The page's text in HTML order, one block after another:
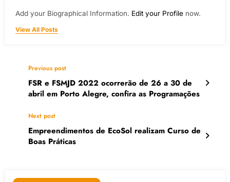
Add your Biographical Information. Edit your Profile now.
View All Posts
Previous post
FSR e FSMJD 2022 ocorrerão de 26 a 30 de
abril em Porto Alegre, confira as Programações
Next post
Empreendimentos de EcoSol realizam Curso de
Boas Práticas